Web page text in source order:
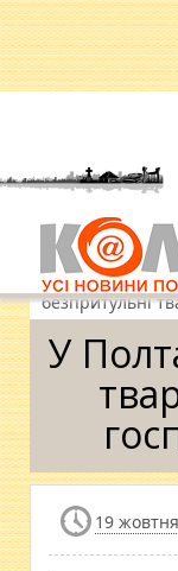
Головна »
Знайди
безпритульні
У
19